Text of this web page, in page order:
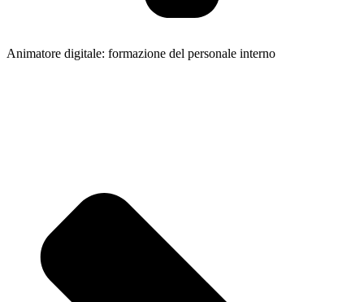
Animatore digitale: formazione del personale interno